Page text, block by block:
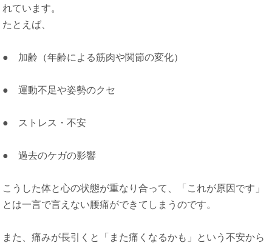
れています。
たとえば、
● 加齢（年齢による筋肉や関節の変化）
● 運動不足や姿勢のクセ
● ストレス・不安
● 過去のケガの影響
こうした体と心の状態が重なり合って、「これが原因です」
とは一言で言えない腰痛ができてしまうのです。
また、痛みが長引くと「また痛くなるかも」という不安から